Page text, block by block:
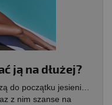
ją na dłużej?
do początku jesieni…
z nim szanse na